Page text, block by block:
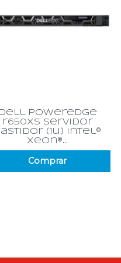
Vista rápida
poweredge
r650xs servidor
(1u) intel®
xeon®...
Comprar